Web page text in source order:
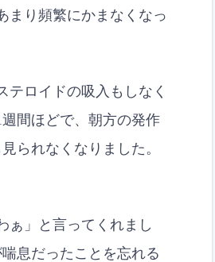
まり頻繁にかまなくなっ
ロイドの吸入もしなく
間ほどで、朝方の発作
られなくなりました。
」と言ってくれまし
息だったことを忘れる